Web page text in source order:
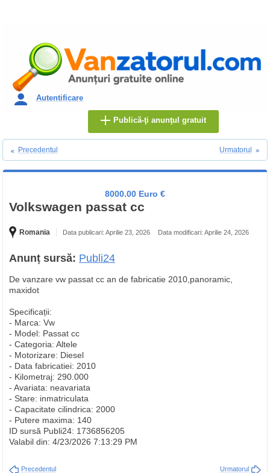
Autentificare
Publică-ţi anunţul gratuit
Precedentul Urmatorul
8000.00 Euro €
Volkswagen passat cc
Romania Data publicari: Aprilie 23, 2026 Data modificari: Aprilie 24, 2026
Anunț sursă: Publi24
De vanzare vw passat cc an de fabricatie 2010,panoramic,
maxidot
Specificații:
- Marca: Vw
- Model: Passat cc
- Categoria: Altele
- Motorizare: Diesel
- Data fabricatiei: 2010
- Kilometraj: 290.000
- Avariata: neavariata
- Stare: inmatriculata
- Capacitate cilindrica: 2000
- Putere maxima: 140
ID sursă Publi24: 1736856205
Valabil din: 4/23/2026 7:13:29 PM
Precedentul Urmatorul